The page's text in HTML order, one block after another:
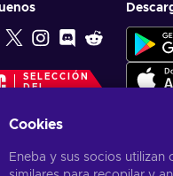
SELECCIÓN
DEL
Cookies
Eneba y sus socios